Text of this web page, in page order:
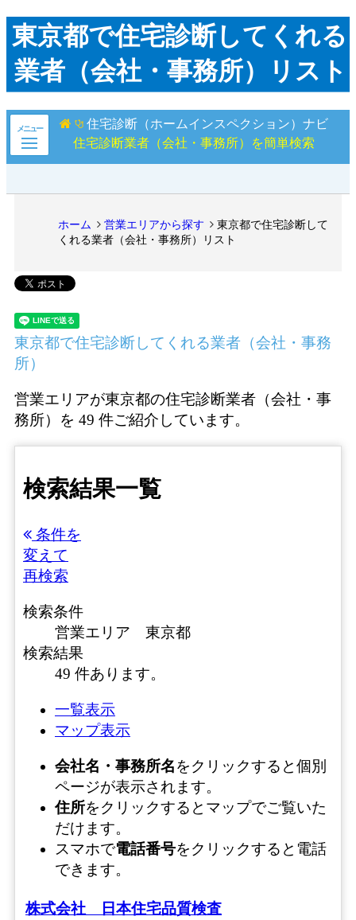
東京都で住宅診断してくれる
業者（会社・事務所）リスト
住宅診断（ホームインスペクション）ナビ
住宅診断業者（会社・事務所）を簡単検索
メニュー
ホーム 営業エリアから探す
東京都で住宅診断して
くれる業者（会社・事務所）リスト
東京都で住宅診断してくれる業者（会社・事務
所）
営業エリアが東京都の住宅診断業者（会社・事
務所）を 49 件ご紹介しています。
検索結果一覧
条件を
変えて
再検索
検索条件
営業エリア 東京都
検索結果
49 件あります。
一覧表示
マップ表示
会社名・事務所名をクリックすると個別
ページが表示されます。
住所をクリックするとマップでご覧いた
だけます。
スマホで電話番号をクリックすると電話
できます。
株式会社 日本住宅品質検査